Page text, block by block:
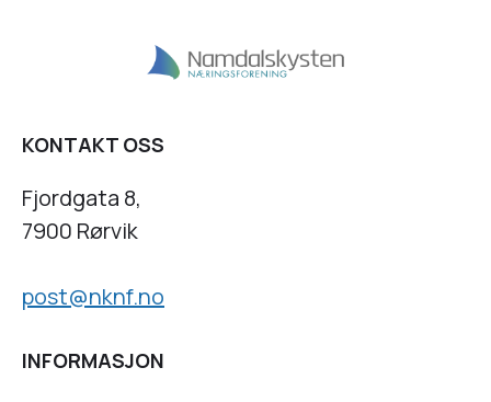
KONTAKT OSS
Fjordgata 8,
7900 Rørvik
post@nknf.no
INFORMASJON